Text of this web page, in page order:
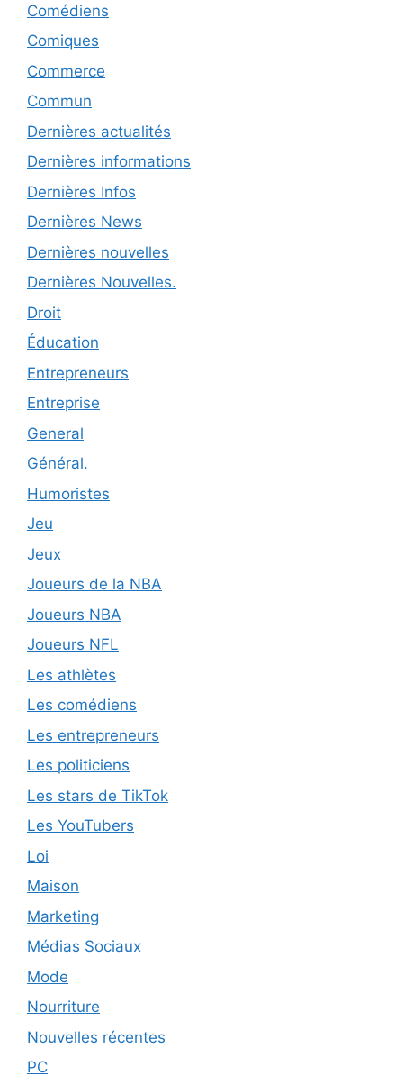
Comédiens
Comiques
Commerce
Commun
Dernières actualités
Dernières informations
Dernières Infos
Dernières News
Dernières nouvelles
Dernières Nouvelles.
Droit
Éducation
Entrepreneurs
Entreprise
General
Général.
Humoristes
Jeu
Jeux
Joueurs de la NBA
Joueurs NBA
Joueurs NFL
Les athlètes
Les comédiens
Les entrepreneurs
Les politiciens
Les stars de TikTok
Les YouTubers
Loi
Maison
Marketing
Médias Sociaux
Mode
Nourriture
Nouvelles récentes
PC